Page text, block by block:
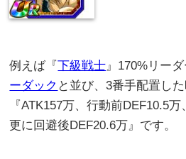
例えば『下級戦士』170%リー
ーダック と並び、3番手配置し
『ATK157万、行動前DEF10.5万
更に回避後DEF20.6万』です。